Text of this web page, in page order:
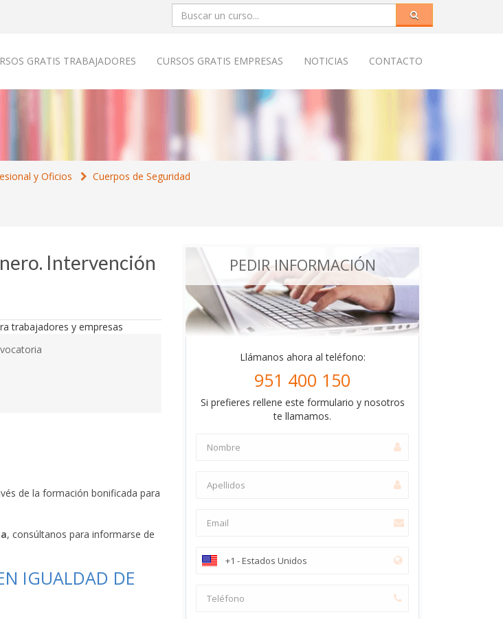
GRATIS TRABAJADORES CURSOS GRATIS EMPRESAS NOTICIAS CONTACTO
y Oficios Cuerpos de Seguridad
Intervención
de la formación bonificada para
, consúltanos para informarse de
IGUALDAD DE
PEDIR INFORMACIÓN
Llámanos ahora al teléfono:
951 400 150
Si prefieres rellene este formulario y nosotros
te llamamos.